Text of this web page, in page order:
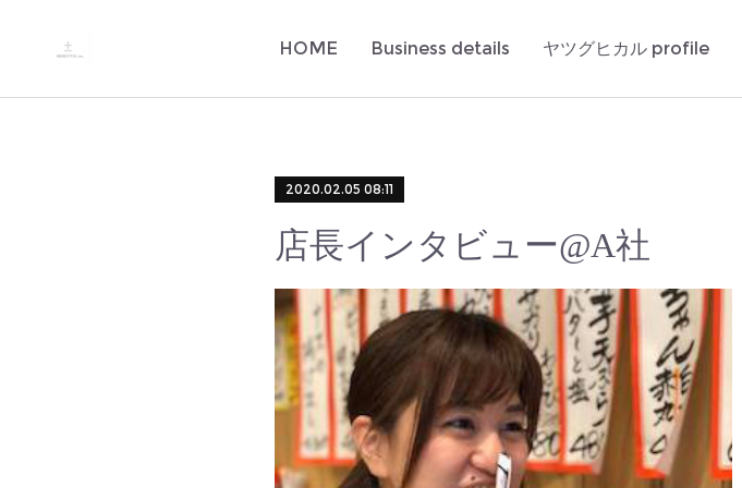
HOME Business details ヤツグヒカル profile
2020.02.05 08:11
店長インタビュー@A社